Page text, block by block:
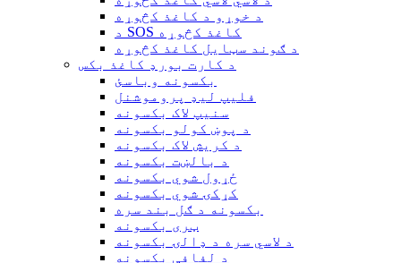
د خوړو د کاغذ کڅوړه
د SOS کاغذ کڅوړه
د ګوند سټایل کاغذ کڅوړه
د کارت بورډ کاغذ بکس
بکسونه وباسئ
فلیپ لیډ پروموشنل
سنیپ لاک بکسونه
د پوښ کولو بکسونه
د کریش لاک بکسونه
د بالښت بکسونه
ځړول شوي بکسونه
کړکۍ شوي بکسونه
بکسونه د ګل بند سره
ټری بکسونه
د لاسي سره د ډالۍ بکسونه
د لفافې بکسونه